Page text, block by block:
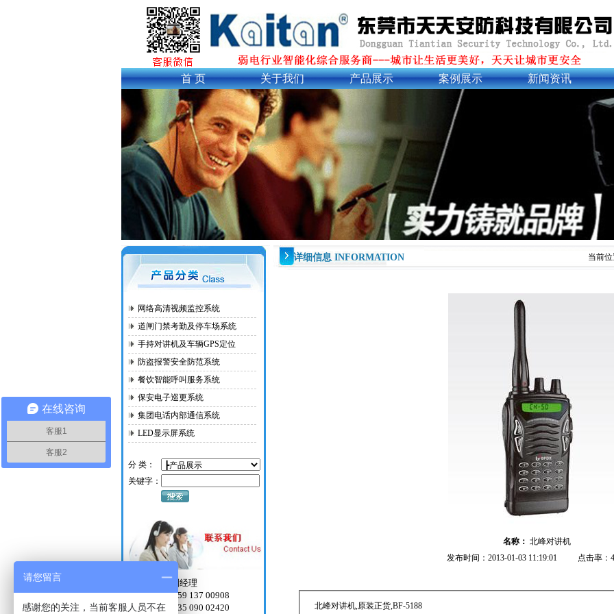
首 页 关于我们 产品展示 案例展示 新闻资讯
网络高清视频监控系统
道闸门禁考勤及停车场系统
手持对讲机及车辆GPS定位
防盗报警安全防范系统
餐饮智能呼叫服务系统
保安电子巡更系统
集团电话内部通信系统
LED显示屏系统
分 类：
关键字：
24H客服：刘经理
手机微信：159 137 00908
投诉电话：135 090 02420
详细信息 INFORMATION 当前位
名称： 北峰对讲机
发布时间：2013-01-03 11:19:01
点击率：
北峰对讲机,原装正货,BF-5188
在线咨询
客服1
客服2
请您留言
感谢您的关注，当前客服人员不在